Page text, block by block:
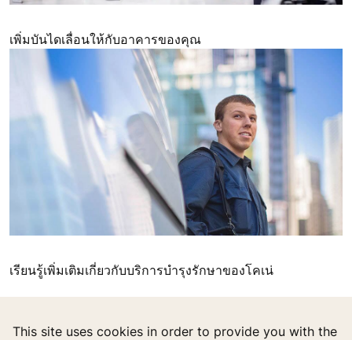
เพิ่มบันไดเลื่อนให้กับอาคารของคุณ
เรียนรู้เพิ่มเติมเกี่ยวกับบริการบำรุงรักษาของโคเน่
This site uses cookies in order to provide you with the